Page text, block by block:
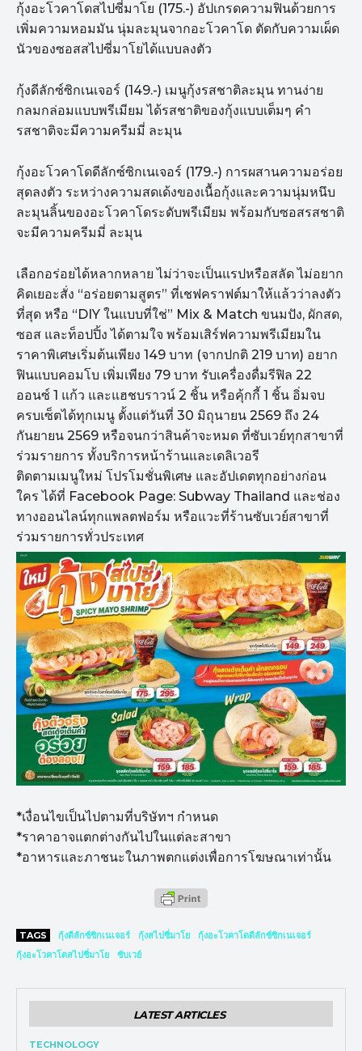
กุ้งอะโวคาโดสไปซี่มาโย (175.-) อัปเกรดความฟินด้วยการ
เพิ่มความหอมมัน นุ่มละมุนจากอะโวคาโด ตัดกับความเผ็ด
นัวของซอสสไปซี่มาโยได้แบบลงตัว
กุ้งดีลักซ์ซิกเนเจอร์ (149.-) เมนูกุ้งรสชาติละมุน ทานง่าย
กลมกล่อมแบบพรีเมียม ได้รสชาติของกุ้งแบบเต็มๆ คำ
รสชาติจะมีความครีมมี่ ละมุน
กุ้งอะโวคาโดดีลักซ์ซิกเนเจอร์ (179.-) การผสานความอร่อย
สุดลงตัว ระหว่างความสดเด้งของเนื้อกุ้งและความนุ่มหนึบ
ละมุนลิ้นของอะโวคาโดระดับพรีเมียม พร้อมกับซอสรสชาติ
จะมีความครีมมี่ ละมุน
เลือกอร่อยได้หลากหลาย ไม่ว่าจะเป็นแรปหรือสลัด ไม่อยาก
คิดเยอะสั่ง “อร่อยตามสูตร” ที่เชฟคราฟต์มาให้แล้วว่าลงตัว
ที่สุด หรือ “DIY ในแบบที่ใช่” Mix & Match ขนมปัง, ผักสด,
ซอส และท็อปปิ้ง ได้ตามใจ พร้อมเสิร์ฟความพรีเมียมใน
ราคาพิเศษเริ่มต้นเพียง 149 บาท (จากปกติ 219 บาท) อยาก
ฟินแบบคอมโบ เพิ่มเพียง 79 บาท รับเครื่องดื่มรีฟิล 22
ออนซ์ 1 แก้ว และแฮชบราวน์ 2 ชิ้น หรือคุ้กกี้ 1 ชิ้น อิ่มจบ
ครบเซ็ตได้ทุกเมนู ตั้งแต่วันที่ 30 มิถุนายน 2569 ถึง 24
กันยายน 2569 หรือจนกว่าสินค้าจะหมด ที่ซับเวย์ทุกสาขาที่
ร่วมรายการ ทั้งบริการหน้าร้านและเดลิเวอรี
ติดตามเมนูใหม่ โปรโมชั่นพิเศษ และอัปเดตทุกอย่างก่อน
ใคร ได้ที่ Facebook Page: Subway Thailand และช่อง
ทางออนไลน์ทุกแพลตฟอร์ม หรือแวะที่ร้านซับเวย์สาขาที่
ร่วมรายการทั่วประเทศ
*เงื่อนไขเป็นไปตามที่บริษัทฯ กำหนด
*ราคาอาจแตกต่างกันไปในแต่ละสาขา
*อาหารและภาชนะในภาพตกแต่งเพื่อการโฆษณาเท่านั้น
TAGS กุ้งดีลักซ์ซิกเนเจอร์ กุ้งสไปซี่มาโย
กุ้งอะโวคาโดดีลักซ์ซิกเนเจอร์
กุ้งอะโวคาโดสไปซี่มาโย
ซับเวย์
LATEST ARTICLES
TECHNOLOGY